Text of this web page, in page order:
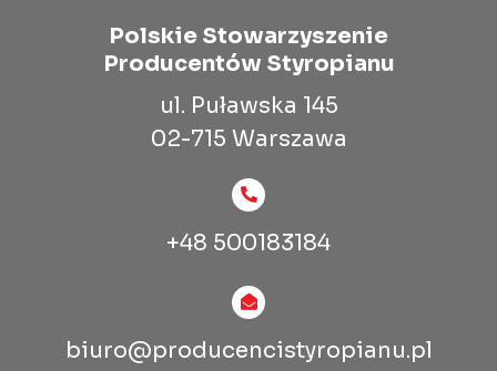
Polskie Stowarzyszenie
Producentów Styropianu
ul. Puławska 145
02-715 Warszawa
+48 500183184
biuro@producencistyropianu.pl